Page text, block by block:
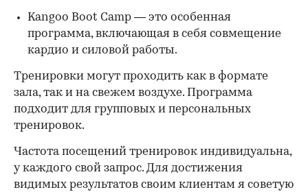
Kangoo Boot Camp — это особенная
программа, включающая в себя совмещение
кардио и силовой работы.
Тренировки могут проходить как в формате
зала, так и на свежем воздухе. Программа
подходит для групповых и персональных
тренировок.
Частота посещений тренировок индивидуальна,
у каждого свой запрос. Для достижения
видимых результатов своим клиентам я советую